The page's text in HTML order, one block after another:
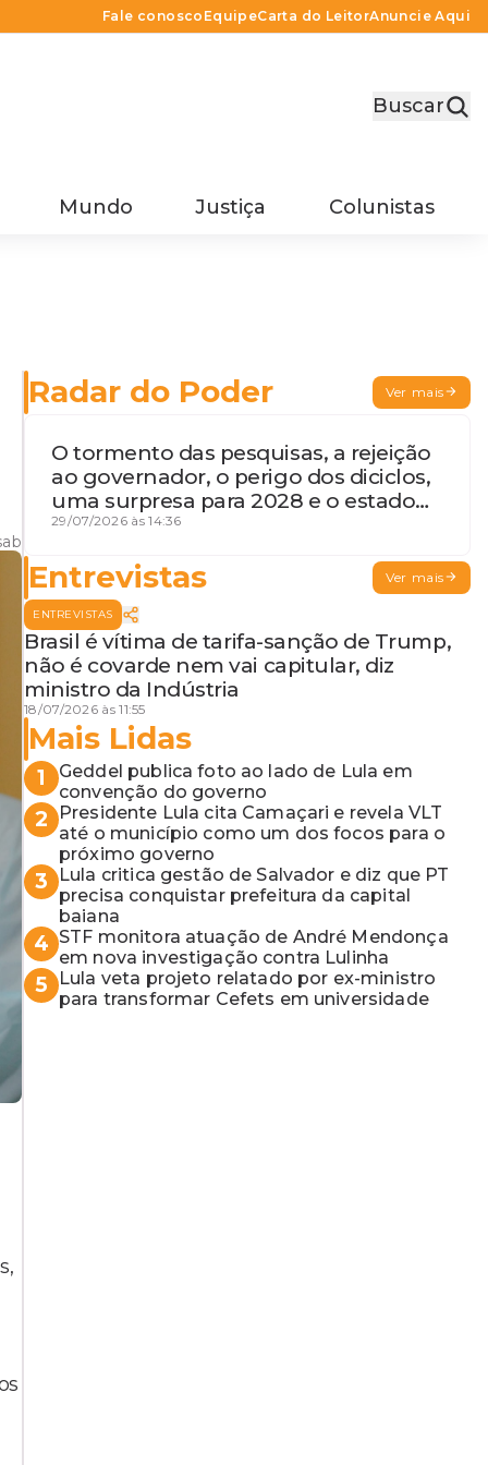
Fale conosco EquipeCarta do LeitorAnuncie Aqui
Buscar
Mundo Justiça Colunistas
Radar do Poder Ver mais
O tormento das pesquisas, a rejeição
ao governador, o perigo dos diciclos,
uma surpresa para 2028 e o estado
de terceira guerra mundial
29/07/2026 às 14:36
Entrevistas Ver mais
ENTREVISTAS
Brasil é vítima de tarifa-sanção de Trump,
não é covarde nem vai capitular, diz
ministro da Indústria
18/07/2026 às 11:55
Mais Lidas
1
Geddel publica foto ao lado de Lula em
convenção do governo
2
Presidente Lula cita Camaçari e revela VLT
até o município como um dos focos para o
próximo governo
3
Lula critica gestão de Salvador e diz que PT
precisa conquistar prefeitura da capital
baiana
4 STF monitora atuação de André Mendonça
em nova investigação contra Lulinha
5
Lula veta projeto relatado por ex-ministro
para transformar Cefets em universidade